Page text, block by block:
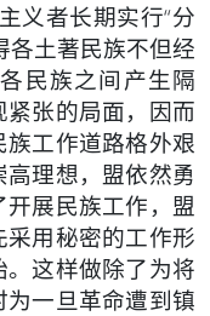
义者长期实行“分
各土著民族不但经
各民族之间产生隔
张的局面，因而
工作道路格外艰
理想，盟依然勇
开展民族工作，盟
采用秘密的工作形
这样做除了为将
一旦革命遭到镇